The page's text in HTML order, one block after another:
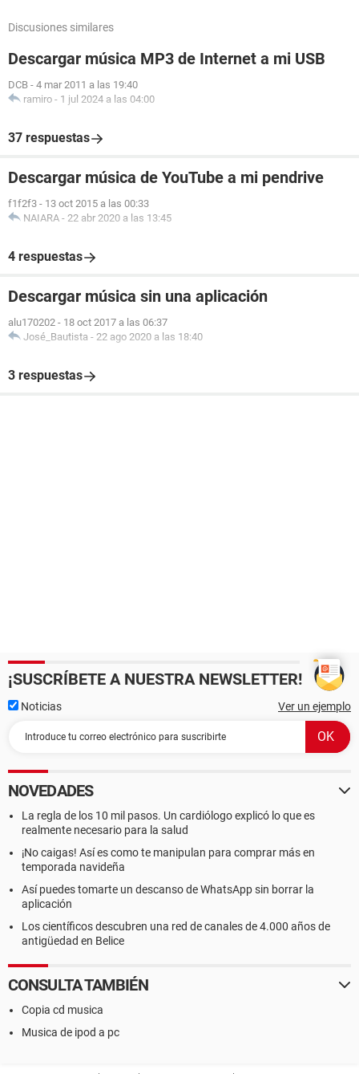
Discusiones similares
Descargar música MP3 de Internet a mi USB
DCB - 4 mar 2011 a las 19:40
ramiro - 1 jul 2024 a las 04:00
37 respuestas
Descargar música de YouTube a mi pendrive
f1f2f3 - 13 oct 2015 a las 00:33
NAIARA - 22 abr 2020 a las 13:45
4 respuestas
Descargar música sin una aplicación
alu170202 - 18 oct 2017 a las 06:37
José_Bautista - 22 ago 2020 a las 18:40
3 respuestas
¡SUSCRÍBETE A NUESTRA NEWSLETTER!
Noticias Ver un ejemplo
NOVEDADES
La regla de los 10 mil pasos. Un cardiólogo explicó lo que es
realmente necesario para la salud
¡No caigas! Así es como te manipulan para comprar más en
temporada navideña
Así puedes tomarte un descanso de WhatsApp sin borrar la
aplicación
Los científicos descubren una red de canales de 4.000 años de
antigüedad en Belice
CONSULTA TAMBIÉN
Copia cd musica
Musica de ipod a pc